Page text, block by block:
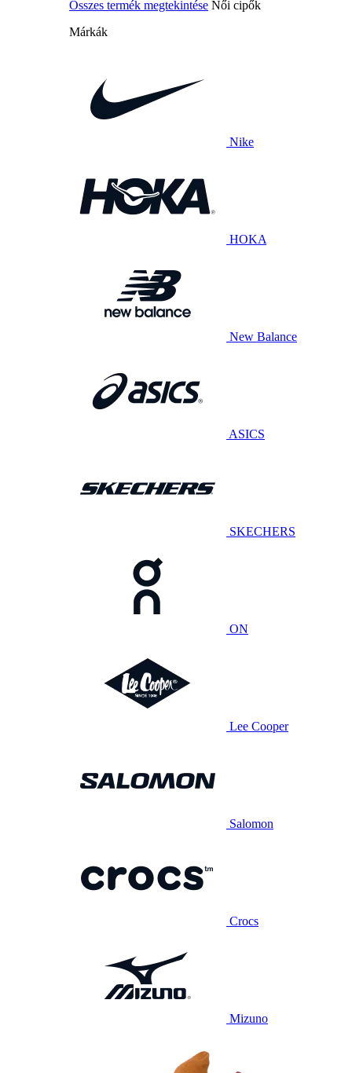
Összes termék megtekintése Női cipők
Márkák
Nike
HOKA
New Balance
ASICS
SKECHERS
ON
Lee Cooper
Salomon
Crocs
Mizuno